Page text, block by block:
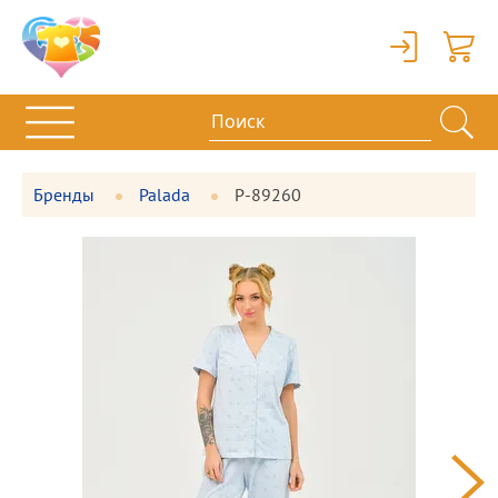
Вход
Бренды Palada P-89260
Фотографии
товара
Большая